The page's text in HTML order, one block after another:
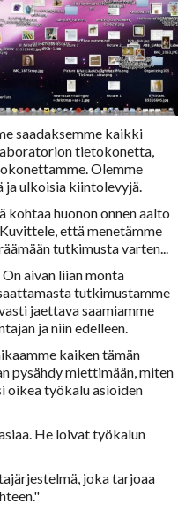
saadaksemme kaikki
tietokonetta,
Olemme
ja ulkoisia kiintolevyjä.
kohtaa huonon onnen aalto
että menetämme
tutkimusta varten...
aivan liian monta
tutkimustamme
jaettava saamiamme
ja niin edelleen.
kaiken tämän
pysähdy miettimään, miten
oikea työkalu asioiden
He loivat työkalun
joka tarjoaa